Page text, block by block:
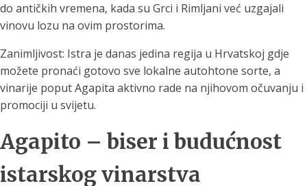
do antičkih vremena, kada su Grci i Rimljani već uzgajali
vinovu lozu na ovim prostorima.
Zanimljivost: Istra je danas jedina regija u Hrvatskoj gdje
možete pronaći gotovo sve lokalne autohtone sorte, a
vinarije poput Agapita aktivno rade na njihovom očuvanju i
promociji u svijetu.
Agapito – biser i budućnost
istarskog vinarstva